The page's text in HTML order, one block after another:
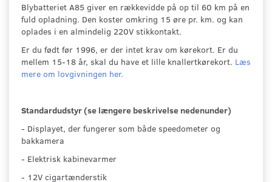
Blybatteriet A85 giver en rækkevidde på op til 60 km på en
fuld opladning. Den koster omkring 15 øre pr. km. og kan
oplades i en almindelig 220V stikkontakt.
Er du født før 1996, er der intet krav om kørekort. Er du
mellem 15-18 år, skal du have et lille knallertkørekort. Læs
mere om lovgivningen her.
Standardudstyr (se længere beskrivelse nedenunder)
- Displayet, der fungerer som både speedometer og
bakkamera
- Elektrisk kabinevarmer
- 12V cigartænderstik